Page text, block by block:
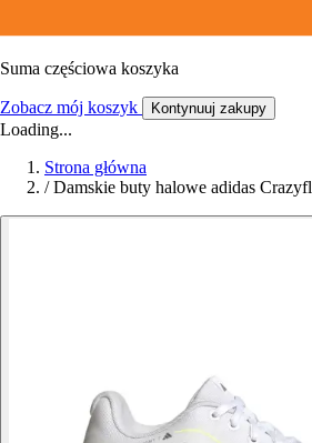
Suma częściowa koszyka
Zobacz mój koszyk Kontynuuj zakupy
Loading...
Strona główna
/ Damskie buty halowe adidas